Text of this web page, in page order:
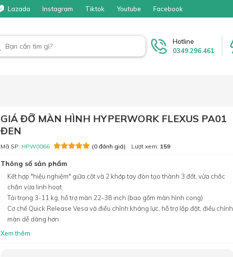
Lazada Instagram Tiktok Youtube Facebook
Hotline
0349.296.461
GIÁ ĐỠ MÀN HÌNH HYPERWORK FLEXUS PA01
ĐEN
Mã SP: HPW0066 (0 đánh giá) Lượt xem: 159
Thông số sản phẩm
Kết hợp "hiệu nghiệm" giữa cột và 2 khớp tay đòn tạo thành 3 đốt, vừa chắc
chắn vừa linh hoạt
Tải trọng 3-11 kg, hỗ trợ màn 22-38 inch (bao gồm màn hình cong)
Cơ chế Quick Release Vesa và điều chỉnh kháng lực, hỗ trợ lắp đặt, điều chỉnh
màn dễ dàng hơn
Xem thêm